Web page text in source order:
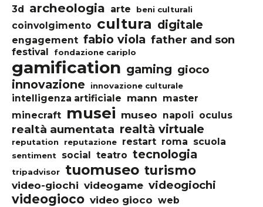
3d archeologia arte beni culturali
coinvolgimento cultura digitale
engagement fabio viola father and son
festival fondazione cariplo
gamification gaming gioco
innovazione innovazione culturale
intelligenza artificiale mann master
minecraft musei museo napoli oculus
realtà aumentata realtà virtuale
reputation reputazione restart roma scuola
sentiment social teatro tecnologia
tripadvisor tuomuseo turismo
video-giochi videogame videogiochi
videogioco video gioco web